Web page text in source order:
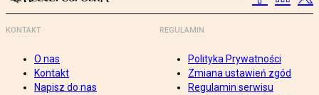
KONTAKT
O nas
Kontakt
Napisz do nas
REGULAMIN
Polityka Prywatności
Zmiana ustawień zgód
Regulamin serwisu